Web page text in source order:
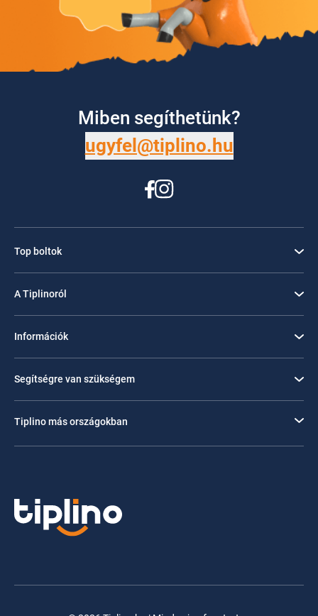
Miben segíthetünk?
ugyfel@tiplino.hu
Top boltok
A Tiplinoról
Információk
Segítségre van szükségem
Tiplino más országokban